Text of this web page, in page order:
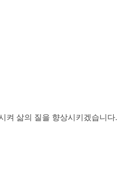
켜 삶의 질을 향상시키겠습니다.